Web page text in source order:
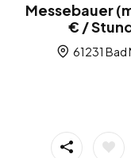
Messebauer
€ /
61231 Bad